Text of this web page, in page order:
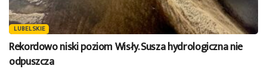
LUBELSKIE
Rekordowo niski poziom Wisły. Susza hydrologiczna nie
odpuszcza